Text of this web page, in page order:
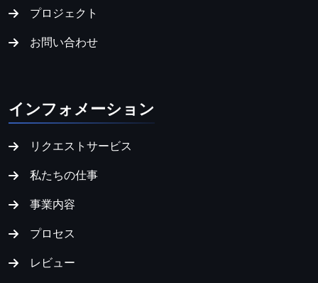
プロジェクト
お問い合わせ
インフォメーション
リクエストサービス
私たちの仕事
事業内容
プロセス
レビュー